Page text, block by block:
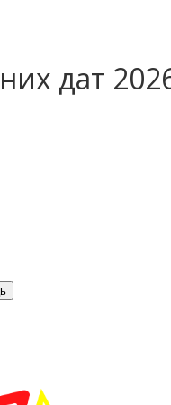
дат